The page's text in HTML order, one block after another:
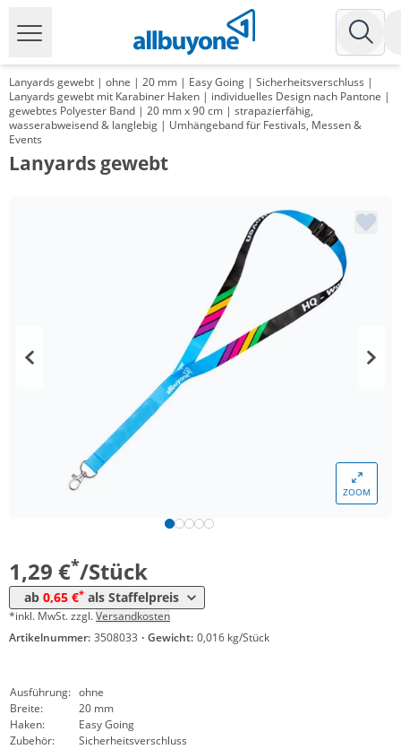
Lanyards gewebt | ohne | 20 mm | Easy Going | Sicherheitsverschluss |
Lanyards gewebt mit Karabiner Haken | individuelles Design nach Pantone |
gewebtes Polyester Band | 20 mm x 90 cm | strapazierfähig,
wasserabweisend & langlebig | Umhängeband für Festivals, Messen &
Events
Lanyards gewebt
ZOOM
1,29 €*/Stück
ab 0,65 €* als Staffelpreis
Preis
ab 5000 Stück
ab 10000 Stück
*inkl. MwSt. zzgl.Versandkosten
Artikelnummer: 3508033 · Gewicht: 0,016 kg/Stück
Ausführung: ohne
Breite:
20 mm
Haken:
Easy Going
Zubehör:
Sicherheitsverschluss